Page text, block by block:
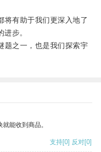
有助于我们更深入地了
步。
之一，也是我们探索宇
能收到商品。
支持[0] 反对[0]